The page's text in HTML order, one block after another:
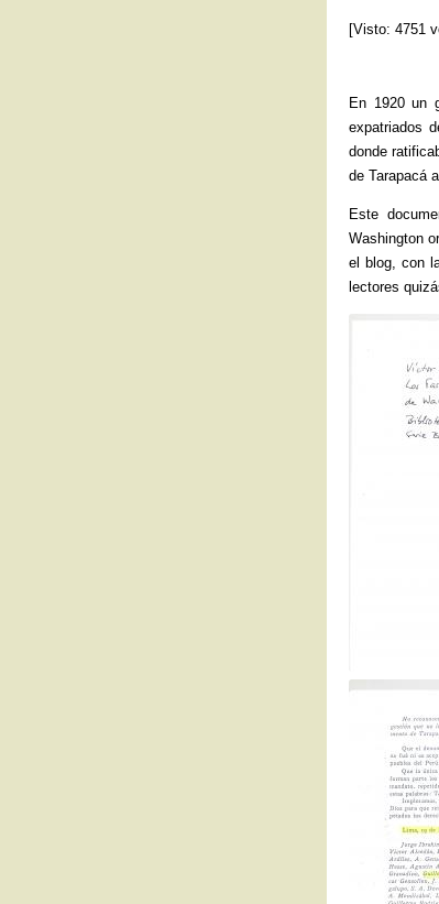
[Visto: 4751
En 1920 un
expatriados
donde
de Tarapacá
Este
Washington
el blog, con
lectores